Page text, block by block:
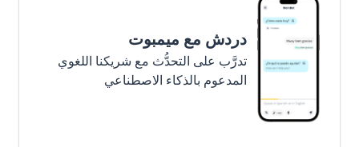
دردش مع ميمبوت
تدرَّب على التحدُّث مع شريكنا اللغوي
المدعوم بالذكاء الاصطناعي